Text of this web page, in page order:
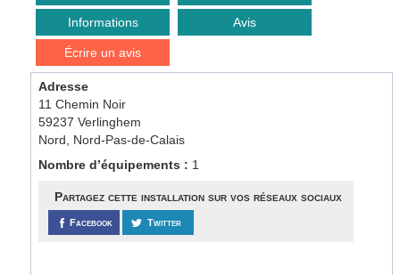
Informations Avis
Écrire un avis
Adresse
11 Chemin Noir
59237 Verlinghem
Nord, Nord-Pas-de-Calais
Nombre d’équipements : 1
Partagez cette installation sur vos réseaux sociaux
Facebook Twitter